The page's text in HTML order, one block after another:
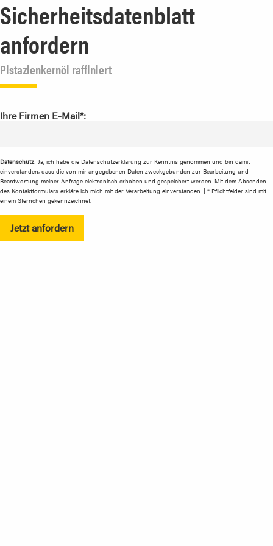
Sicherheitsdatenblatt
anfordern
Pistazienkernöl raffiniert
Ihre Firmen E-Mail*:
Datenschutz: Ja, ich habe die Datenschutzerklärung zur Kenntnis genommen und bin damit
einverstanden, dass die von mir angegebenen Daten zweckgebunden zur Bearbeitung und
Beantwortung meiner Anfrage elektronisch erhoben und gespeichert werden. Mit dem Absenden
des Kontaktformulars erkläre ich mich mit der Verarbeitung einverstanden. | * Pflichtfelder sind mit
einem Sternchen gekennzeichnet.
Jetzt anfordern